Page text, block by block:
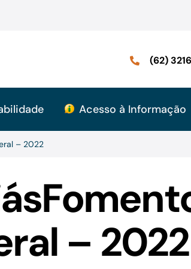
(62)
Acesso à Informação
– 2022
– 2022